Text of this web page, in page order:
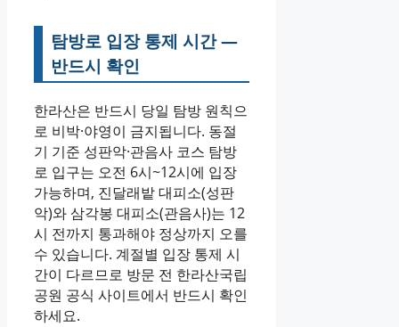
탐방로 입장 통제 시간 —
반드시 확인
한라산은 반드시 당일 탐방 원칙으
로 비박·야영이 금지됩니다. 동절
기 기준 성판악·관음사 코스 탐방
로 입구는 오전 6시~12시에 입장
가능하며, 진달래밭 대피소(성판
악)와 삼각봉 대피소(관음사)는 12
시 전까지 통과해야 정상까지 오를
수 있습니다. 계절별 입장 통제 시
간이 다르므로 방문 전 한라산국립
공원 공식 사이트에서 반드시 확인
하세요.